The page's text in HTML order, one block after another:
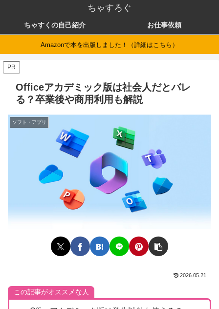
ちゃすろぐ
ちゃすくの自己紹介 お仕事依頼
Amazonで本を出版しました！（詳細はこちら）
PR
Officeアカデミック版は社会人だとバレ
る？卒業後や商用利用も解説
ソフト・アプリ
2026.05.21
この記事がオススメな人